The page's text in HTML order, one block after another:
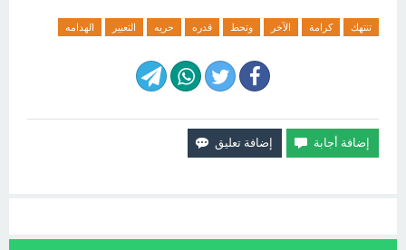
تنتهك كرامة الآخر وتحط قدره حريه التعبير الهدامه